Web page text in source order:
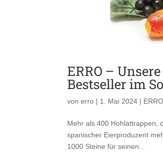
ERRO –
Bestseller im
vonerro | 1. Mai 2024 |
Mehr als 400 Hohlattrappen,
spanischer Eierproduzent
1000 Steine für seinen...